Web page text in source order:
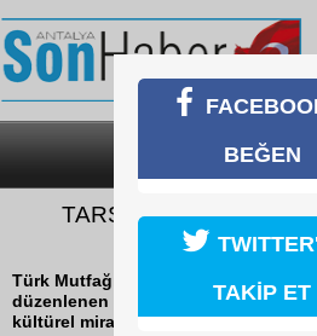
SON DAKİKA
TARSUS MÜZESİNDE
HAFTASI
Türk Mutfağı Haftası kapsamında
düzenlenen etkinlikte, Türk
kültürel mirası tanıtıldı.
BEĞEN
TAKİP ET